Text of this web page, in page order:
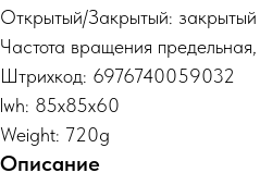
Открытый/Закрытый: закрытый
Частота вращения
Штрихкод: 6976740059032
lwh: 85x85x60
Weight: 720g
Описание